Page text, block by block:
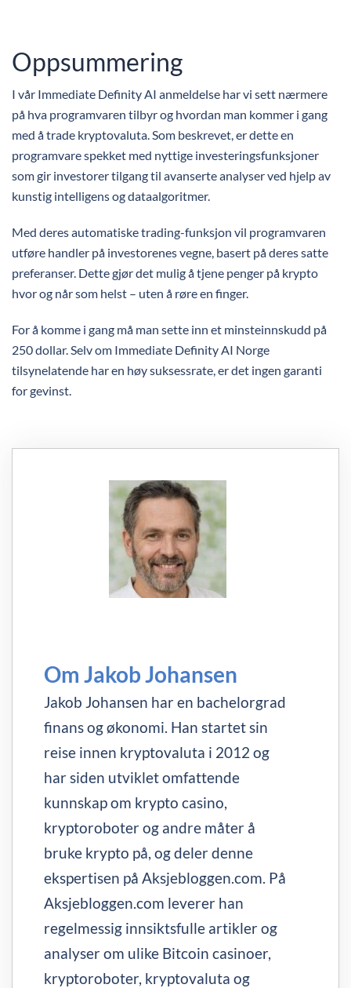
Oppsummering
I vår Immediate Definity AI anmeldelse har vi sett nærmere
på hva programvaren tilbyr og hvordan man kommer i gang
med å trade kryptovaluta. Som beskrevet, er dette en
programvare spekket med nyttige investeringsfunksjoner
som gir investorer tilgang til avanserte analyser ved hjelp av
kunstig intelligens og dataalgoritmer.
Med deres automatiske trading-funksjon vil programvaren
utføre handler på investorenes vegne, basert på deres satte
preferanser. Dette gjør det mulig å tjene penger på krypto
hvor og når som helst – uten å røre en finger.
For å komme i gang må man sette inn et minsteinnskudd på
250 dollar. Selv om Immediate Definity AI Norge
tilsynelatende har en høy suksessrate, er det ingen garanti
for gevinst.
Om Jakob Johansen
Jakob Johansen har en bachelorgrad
finans og økonomi. Han startet sin
reise innen kryptovaluta i 2012 og
har siden utviklet omfattende
kunnskap om krypto casino,
kryptoroboter og andre måter å
bruke krypto på, og deler denne
ekspertisen på Aksjebloggen.com. På
Aksjebloggen.com leverer han
regelmessig innsiktsfulle artikler og
analyser om ulike Bitcoin casinoer,
kryptoroboter, kryptovaluta og